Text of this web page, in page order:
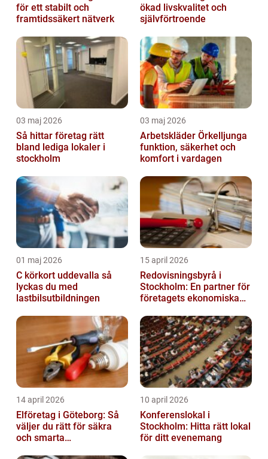
för ett stabilt och
framtidssäkert nätverk
ökad livskvalitet och
självförtroende
03 maj 2026
Så hittar företag rätt
bland lediga lokaler i
stockholm
03 maj 2026
Arbetskläder Örkelljunga
funktion, säkerhet och
komfort i vardagen
01 maj 2026
C körkort uddevalla så
lyckas du med
lastbilsutbildningen
15 april 2026
Redovisningsbyrå i
Stockholm: En partner för
företagets ekonomiska
14 april 2026
Elföretag i Göteborg: Så
väljer du rätt för säkra
och smarta
10 april 2026
Konferenslokal i
Stockholm: Hitta rätt lokal
för ditt evenemang